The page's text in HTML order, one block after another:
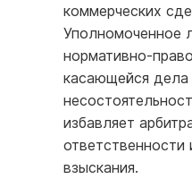
коммерческих
Уполномоченное
нормативно-
касающейся дела
избавляет
ответственности
взыскания.